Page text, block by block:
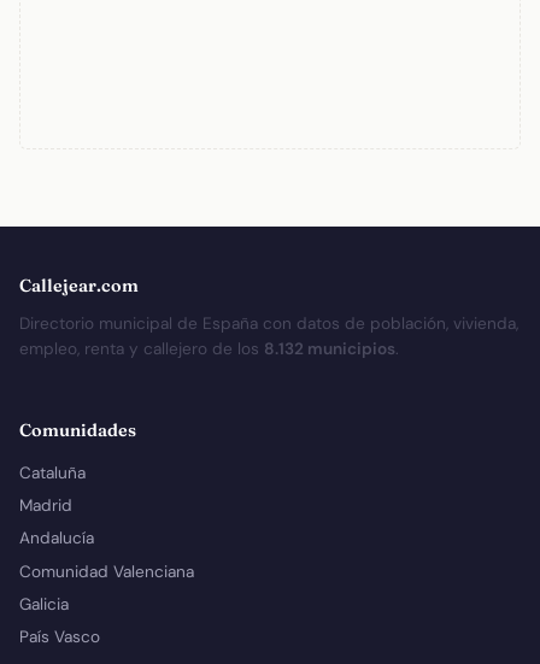
Callejear.com
Directorio municipal de España con datos de población, vivienda,
empleo, renta y callejero de los 8.132 municipios.
Comunidades
Cataluña
Madrid
Andalucía
Comunidad Valenciana
Galicia
País Vasco